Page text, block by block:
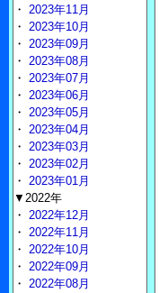
・ 2023年11月
・ 2023年10月
・ 2023年09月
・ 2023年08月
・ 2023年07月
・ 2023年06月
・ 2023年05月
・ 2023年04月
・ 2023年03月
・ 2023年02月
・ 2023年01月
▼2022年
・ 2022年12月
・ 2022年11月
・ 2022年10月
・ 2022年09月
・ 2022年08月